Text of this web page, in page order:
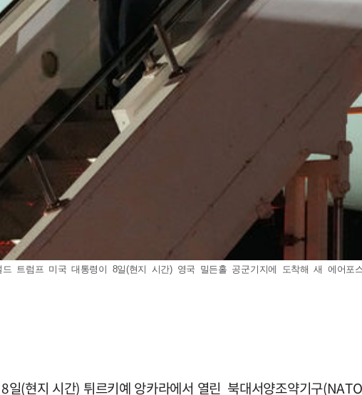
트럼프 미국 대통령이 8일(현지 시간) 영국 밀든홀 공군기지에 도착해 새 에어포
(현지 시간) 튀르키예 앙카라에서 열린 북대서양조약기구